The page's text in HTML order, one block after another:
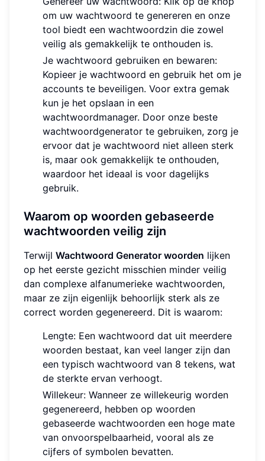
om uw wachtwoord te genereren en onze
tool biedt een wachtwoordzin die zowel
veilig als gemakkelijk te onthouden is.
Je wachtwoord gebruiken en bewaren:
Kopieer je wachtwoord en gebruik het om je
accounts te beveiligen. Voor extra gemak
kun je het opslaan in een
wachtwoordmanager. Door onze beste
wachtwoordgenerator te gebruiken, zorg je
ervoor dat je wachtwoord niet alleen sterk
is, maar ook gemakkelijk te onthouden,
waardoor het ideaal is voor dagelijks
gebruik.
Waarom op woorden gebaseerde
wachtwoorden veilig zijn
Terwijl Wachtwoord Generator woorden lijken
op het eerste gezicht misschien minder veilig
dan complexe alfanumerieke wachtwoorden,
maar ze zijn eigenlijk behoorlijk sterk als ze
correct worden gegenereerd. Dit is waarom:
Lengte: Een wachtwoord dat uit meerdere
woorden bestaat, kan veel langer zijn dan
een typisch wachtwoord van 8 tekens, wat
de sterkte ervan verhoogt.
Willekeur: Wanneer ze willekeurig worden
gegenereerd, hebben op woorden
gebaseerde wachtwoorden een hoge mate
van onvoorspelbaarheid, vooral als ze
cijfers of symbolen bevatten.